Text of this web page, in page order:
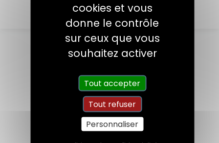
Nettoyants
cookies et vous
donne le contrôle
sur ceux que vous
souhaitez activer
Tout accepter
Tout refuser
Personnaliser